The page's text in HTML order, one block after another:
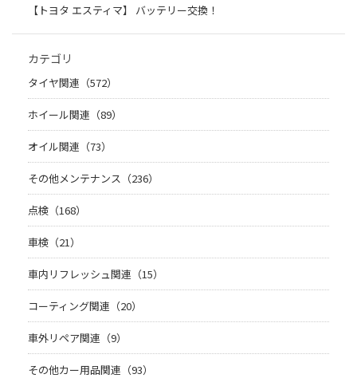
【トヨタ エスティマ】 バッテリー交換！
カテゴリ
タイヤ関連（572）
ホイール関連（89）
オイル関連（73）
その他メンテナンス（236）
点検（168）
車検（21）
車内リフレッシュ関連（15）
コーティング関連（20）
車外リペア関連（9）
その他カー用品関連（93）